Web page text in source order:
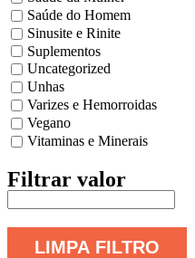
Saúde do Homem
Sinusite e Rinite
Suplementos
Uncategorized
Unhas
Varizes e Hemorroidas
Vegano
Vitaminas e Minerais
Filtrar valor
LIMPA FILTRO